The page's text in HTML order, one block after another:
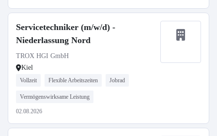
Servicetechniker (m/w/d) -
Niederlassung Nord
TROX HGI GmbH
Kiel
Vollzeit Flexible Arbeitszeiten Jobrad
Vermögenswirksame Leistung
02.08.2026